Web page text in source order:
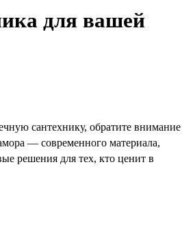
для вашей
сантехнику, обратите внимание
— современного материала,
решения для тех, кто ценит в